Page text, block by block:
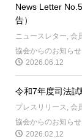
News Letter
告）
ニュースレター, 会
協会からのお知らせ
2026.06.12
令和7年度司法
プレスリリース, 会
協会からのお知らせ
2026.02.12